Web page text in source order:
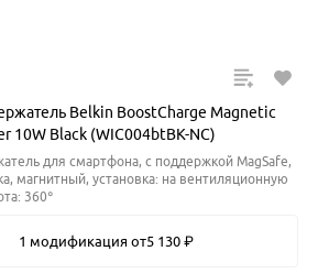
Belkin BoostCharge Magnetic
10W Black (WIC004btBK-NC)
для смартфона, с поддержкой MagSafe,
магнитный, установка: на вентиляционную
360°
1 модификация от5 130 ₽